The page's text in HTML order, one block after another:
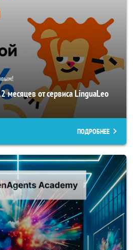
месяцев от сервиса LinguaLeo
ПОДРОБНЕЕ